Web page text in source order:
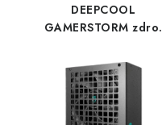
DEEPCOOL
GAMERSTORM zdroj
120mm, Plně
modulární, 80+ Gold,
ATX 3.1, černá R-
PQA00G-FD1B-JGEU-V1